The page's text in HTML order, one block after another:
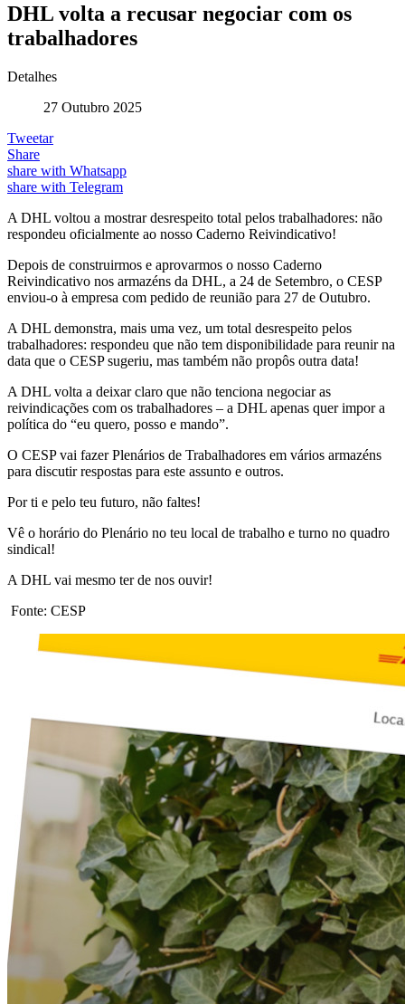
DHL volta a recusar negociar com os
trabalhadores
Detalhes
27 Outubro 2025
Tweetar
Share
share with Whatsapp
share with Telegram
A DHL voltou a mostrar desrespeito total pelos trabalhadores: não
respondeu oficialmente ao nosso Caderno Reivindicativo!
Depois de construirmos e aprovarmos o nosso Caderno
Reivindicativo nos armazéns da DHL, a 24 de Setembro, o CESP
enviou-o à empresa com pedido de reunião para 27 de Outubro.
A DHL demonstra, mais uma vez, um total desrespeito pelos
trabalhadores: respondeu que não tem disponibilidade para reunir na
data que o CESP sugeriu, mas também não propôs outra data!
A DHL volta a deixar claro que não tenciona negociar as
reivindicações com os trabalhadores – a DHL apenas quer impor a
política do “eu quero, posso e mando”.
O CESP vai fazer Plenários de Trabalhadores em vários armazéns
para discutir respostas para este assunto e outros.
Por ti e pelo teu futuro, não faltes!
Vê o horário do Plenário no teu local de trabalho e turno no quadro
sindical!
A DHL vai mesmo ter de nos ouvir!
Fonte: CESP